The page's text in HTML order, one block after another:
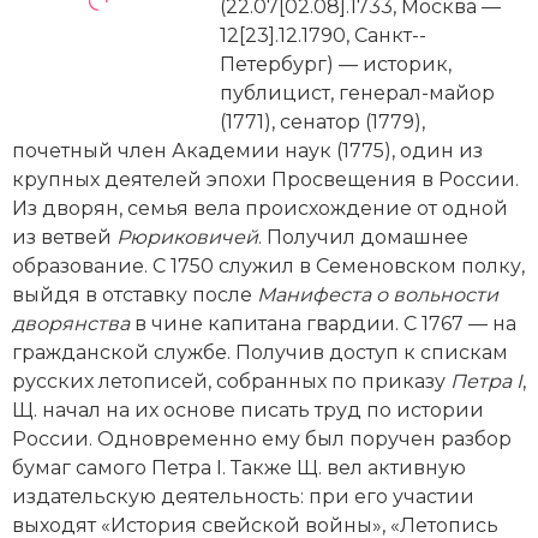
Генеалогия, геральдика
Государство и право
Империи
Историческая география и топонимика
История материальной и духовной культуры
История международных отношений
История, философия, теория и методология
исторического знания
Итория международных отношений
Латинская Америка
(22.07[02.08].1733, Москва —
12[23].12.1790, Санкт-­
Петербург) — историк,
публицист, генерал-­майор
(1771), сенатор (1779),
почетный член Академии наук (1775), один из
крупных деятелей эпохи Просвещения в России.
Из дворян, семья вела происхождение от одной
из ветвей Рюриковичей. Получил домашнее
образование. С 1750 служил в Семеновском полку,
выйдя в отставку после Манифеста о вольности
дворянствав чине капитана гвардии. С 1767 — на
гражданской службе. Получив доступ к спискам
русских летописей, собранных по приказу Петра I,
Щ. начал на их основе писать труд по истории
России. Одновременно ему был поручен разбор
бумаг самого Петра I. Также Щ. вел активную
издательскую деятельность: при его участии
выходят «История свейской вой­ны», «Летопись